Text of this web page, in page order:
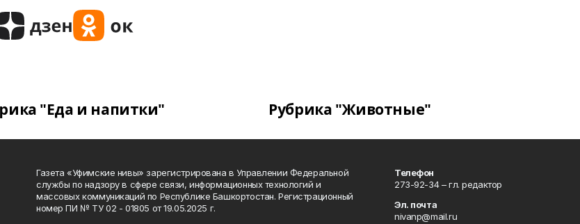
"Еда и напитки" Рубрика "Животные"
Газета «Уфимские нивы» зарегистрирована в Управлении Федеральной
службы по надзору в сфере связи, информационных технологий и
массовых коммуникаций по Республике Башкортостан. Регистрационный
номер ПИ № ТУ 02 - 01805 от 19.05.2025 г.
Телефон
273-92-34 – гл. редактор
Эл. почта
nivanp@mail.ru